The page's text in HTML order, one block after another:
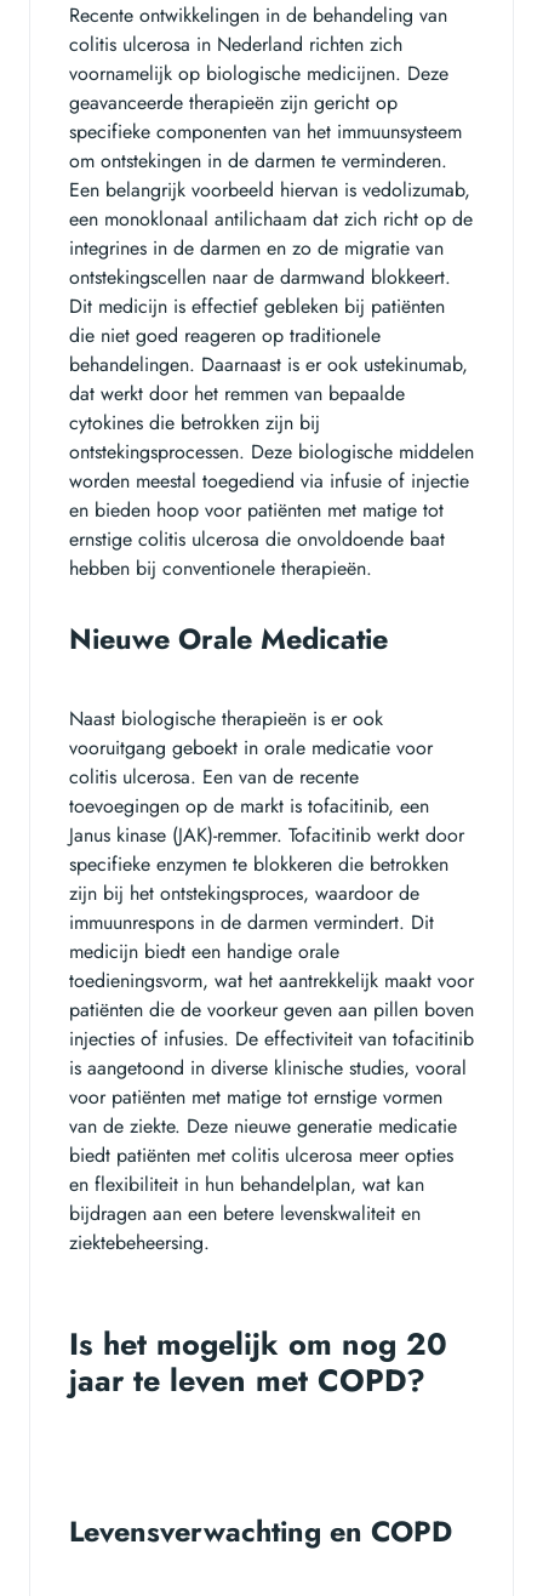
Recente ontwikkelingen in de behandeling van
colitis ulcerosa in Nederland richten zich
voornamelijk op biologische medicijnen. Deze
geavanceerde therapieën zijn gericht op
specifieke componenten van het immuunsysteem
om ontstekingen in de darmen te verminderen.
Een belangrijk voorbeeld hiervan is vedolizumab,
een monoklonaal antilichaam dat zich richt op de
integrines in de darmen en zo de migratie van
ontstekingscellen naar de darmwand blokkeert.
Dit medicijn is effectief gebleken bij patiënten
die niet goed reageren op traditionele
behandelingen. Daarnaast is er ook ustekinumab,
dat werkt door het remmen van bepaalde
cytokines die betrokken zijn bij
ontstekingsprocessen. Deze biologische middelen
worden meestal toegediend via infusie of injectie
en bieden hoop voor patiënten met matige tot
ernstige colitis ulcerosa die onvoldoende baat
hebben bij conventionele therapieën.
Nieuwe Orale Medicatie
Naast biologische therapieën is er ook
vooruitgang geboekt in orale medicatie voor
colitis ulcerosa. Een van de recente
toevoegingen op de markt is tofacitinib, een
Janus kinase (JAK)-remmer. Tofacitinib werkt door
specifieke enzymen te blokkeren die betrokken
zijn bij het ontstekingsproces, waardoor de
immuunrespons in de darmen vermindert. Dit
medicijn biedt een handige orale
toedieningsvorm, wat het aantrekkelijk maakt voor
patiënten die de voorkeur geven aan pillen boven
injecties of infusies. De effectiviteit van tofacitinib
is aangetoond in diverse klinische studies, vooral
voor patiënten met matige tot ernstige vormen
van de ziekte. Deze nieuwe generatie medicatie
biedt patiënten met colitis ulcerosa meer opties
en flexibiliteit in hun behandelplan, wat kan
bijdragen aan een betere levenskwaliteit en
ziektebeheersing.
Is het mogelijk om nog 20
jaar te leven met COPD?
Levensverwachting en COPD